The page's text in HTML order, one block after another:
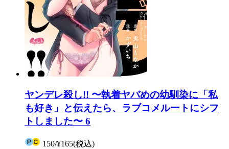
ヤンデレ殺し!! 〜執着ヤバめの幼馴染に「私
も好き」と伝えたら、ラブコメルートにシフ
トしました〜 6
150/¥165(税込)